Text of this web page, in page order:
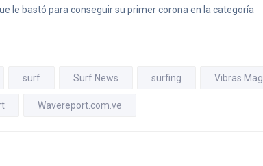
le bastó para conseguir su primer corona en la categoría
surf Surf News surfing Vibras Mag
Wavereport.com.ve